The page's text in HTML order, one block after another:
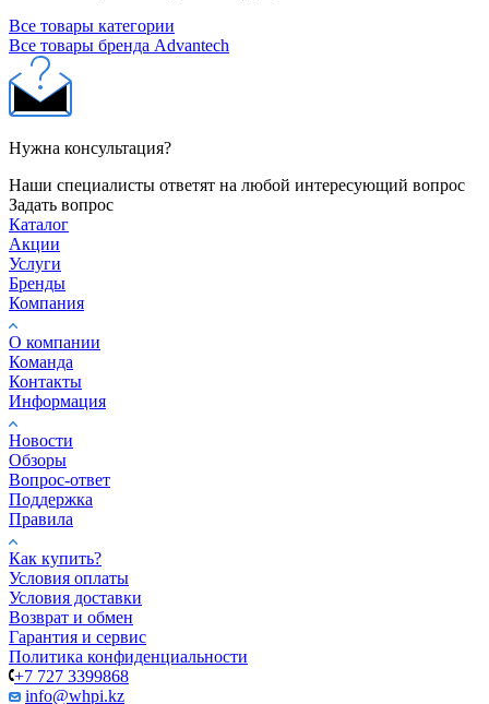
Все товары категории
Все товары бренда Advantech
Нужна консультация?
Наши специалисты ответят на любой интересующий вопрос
Задать вопрос
Каталог
Акции
Услуги
Бренды
Компания
О компании
Команда
Контакты
Информация
Новости
Обзоры
Вопрос-ответ
Поддержка
Правила
Как купить?
Условия оплаты
Условия доставки
Возврат и обмен
Гарантия и сервис
Политика конфиденциальности
+7 727 3399868
info@whpi.kz